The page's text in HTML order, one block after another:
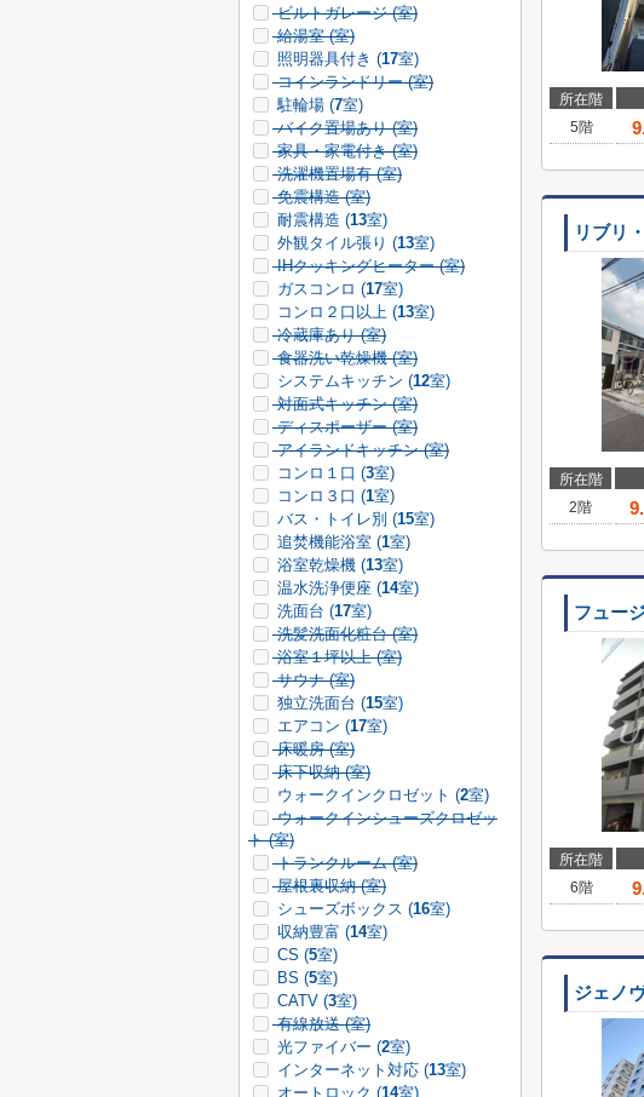
所在階
5階
リブリ
所在階
2階
フュー
所在階
6階
ジェノ
ビルトガレージ (室)
給湯室 (室)
照明器具付き (17室)
コインランドリー (室)
駐輪場 (7室)
バイク置場あり (室)
家具・家電付き (室)
洗濯機置場有 (室)
免震構造 (室)
耐震構造 (13室)
外観タイル張り (13室)
IHクッキングヒーター (室)
ガスコンロ (17室)
コンロ２口以上 (13室)
冷蔵庫あり (室)
食器洗い乾燥機 (室)
システムキッチン (12室)
対面式キッチン (室)
ディスポーザー (室)
アイランドキッチン (室)
コンロ１口 (3室)
コンロ３口 (1室)
バス・トイレ別 (15室)
追焚機能浴室 (1室)
浴室乾燥機 (13室)
温水洗浄便座 (14室)
洗面台 (17室)
洗髪洗面化粧台 (室)
浴室１坪以上 (室)
サウナ (室)
独立洗面台 (15室)
エアコン (17室)
床暖房 (室)
床下収納 (室)
ウォークインクロゼット (2室)
ウォークインシューズクロゼッ
ト (室)
トランクルーム (室)
屋根裏収納 (室)
シューズボックス (16室)
収納豊富 (14室)
CS (5室)
BS (5室)
CATV (3室)
有線放送 (室)
光ファイバー (2室)
インターネット対応 (13室)
オートロック (14室)